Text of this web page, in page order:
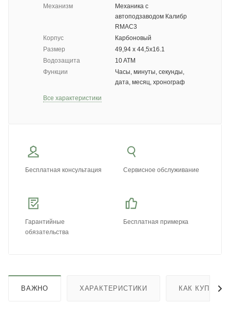
Механизм
Механика с
автоподзаводом Калибр
RMAC3
Корпус
Карбоновый
Размер
49,94 х 44,5х16.1
Водозащита
10 ATM
Функции
Часы, минуты, секунды,
дата, месяц, хронограф
Все характеристики
Бесплатная консультация Сервисное обслуживание
Гарантийные
обязательства
Бесплатная примерка
ВАЖНО ХАРАКТЕРИСТИКИ КАК КУПИТЬ